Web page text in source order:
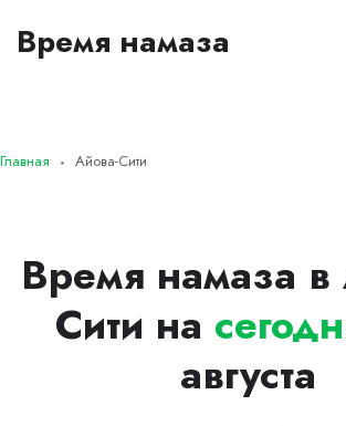
Время намаза
Главная Айова-Сити
Время намаза в
Сити на
августа